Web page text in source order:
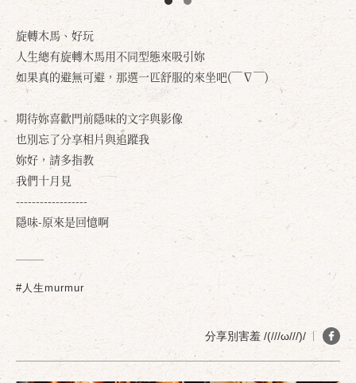
旋轉木馬、好玩
人生總有旋轉木馬用不同型態來吸引妳
如果真的避無可避，那選一匹舒服的來坐吧(￣∇￣)
期待妳喜歡門前隱味的文字與影像
也別忘了分享相片與追蹤我
妳好，請多指教
我們十月見
------------------
隱味-原來是回憶啊
#人生murmur
分享別害羞 /(///ω///)/